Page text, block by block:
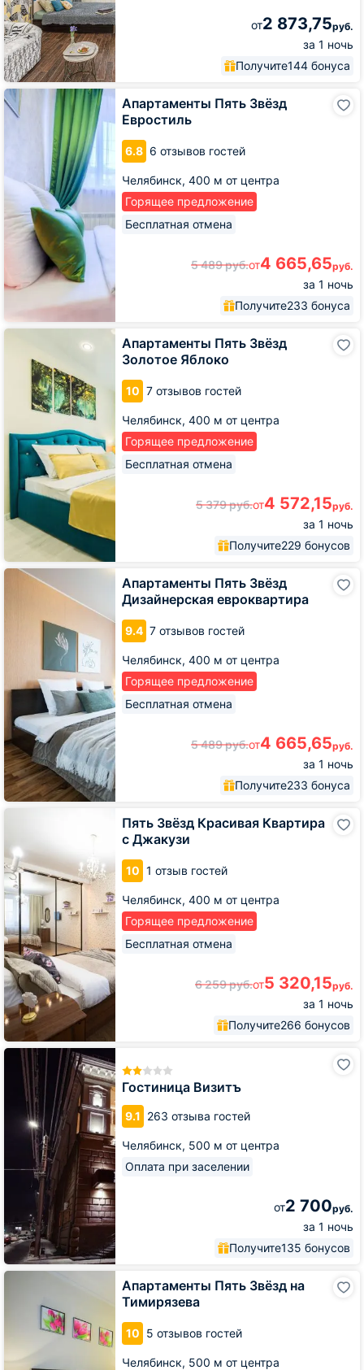
от2 873,75руб.
за 1 ночь
Получите144 бонуса
Апартаменты Пять Звёзд
Евростиль
6.8 6 отзывов гостей
Челябинск, 400 м от центра
Горящее предложение
Бесплатная отмена
5 489руб.от4 665,65руб.
за 1 ночь
Получите233 бонуса
Апартаменты
Пять
Евростиль
Апартаменты Пять Звёзд
Золотое Яблоко
10 7 отзывов гостей
Челябинск, 400 м от центра
Горящее предложение
Бесплатная отмена
5 379руб.от4 572,15руб.
за 1 ночь
Получите229 бонусов
Апартаменты
Звёзд
Золотое
Яблоко
Апартаменты Пять Звёзд
Дизайнерская евроквартира
9.4 7 отзывов гостей
Челябинск, 400 м от центра
Горящее предложение
Бесплатная отмена
5 489руб.от4 665,65руб.
за 1 ночь
Получите233 бонуса
Апартаменты
Дизайнерская
евроквартира
Пять Звёзд Красивая Квартира
с Джакузи
10 1 отзыв гостей
Челябинск, 400 м от центра
Горящее предложение
Бесплатная отмена
6 259руб.от5 320,15руб.
за 1 ночь
Получите266 бонусов
Красивая
Квартира
с
Джакузи
Гостиница Визитъ
9.1 263 отзыва гостей
Челябинск, 500 м от центра
Оплата при заселении
от2 700руб.
за 1 ночь
Получите135 бонусов
Гостиница
Визитъ
Апартаменты Пять Звёзд на
Тимирязева
10 5 отзывов гостей
Челябинск, 500 м от центра
Апартаменты
Тимирязева